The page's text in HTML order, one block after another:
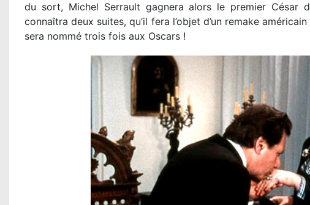
du sort, Michel Serrault gagnera alors le premier
connaîtra deux suites, qu’il fera l’objet d’un remake
sera nommé trois fois aux Oscars !